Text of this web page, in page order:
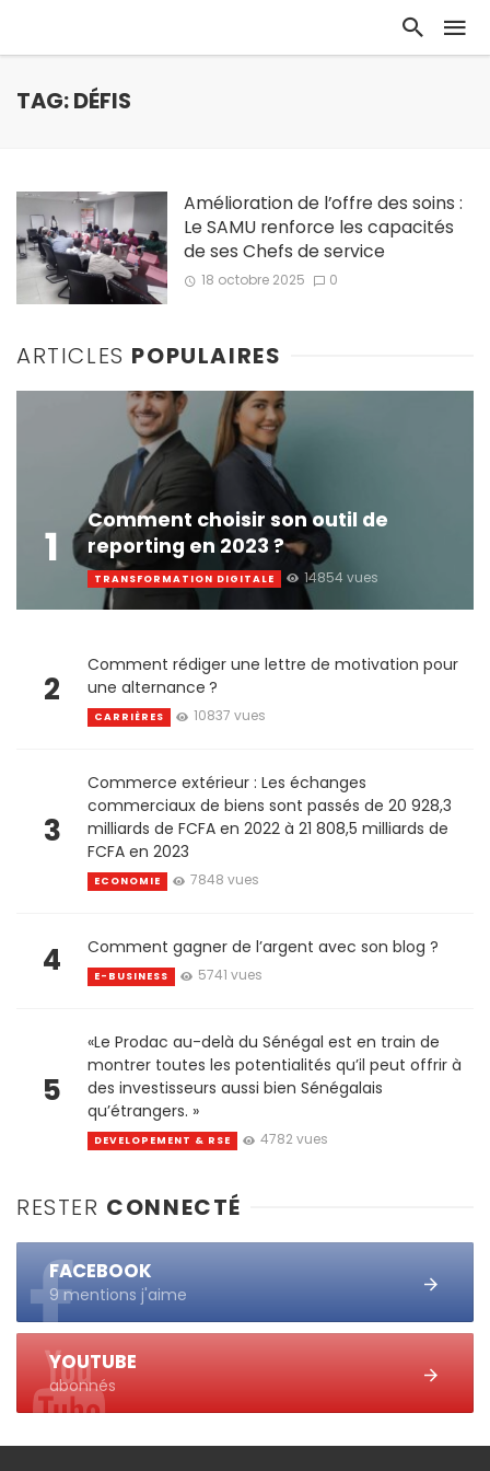
TAG: DÉFIS
Amélioration de l’offre des soins :
Le SAMU renforce les capacités
de ses Chefs de service
18 octobre 2025 0
ARTICLES POPULAIRES
1
Comment choisir son outil de
reporting en 2023 ?
TRANSFORMATION DIGITALE 14854 vues
2
Comment rédiger une lettre de motivation pour
une alternance ?
CARRIÈRES 10837 vues
3
Commerce extérieur : Les échanges
commerciaux de biens sont passés de 20 928,3
milliards de FCFA en 2022 à 21 808,5 milliards de
FCFA en 2023
ECONOMIE 7848 vues
4 Comment gagner de l’argent avec son blog ?
E-BUSINESS 5741 vues
5
«Le Prodac au-delà du Sénégal est en train de
montrer toutes les potentialités qu’il peut offrir à
des investisseurs aussi bien Sénégalais
qu’étrangers. »
DEVELOPEMENT & RSE 4782 vues
RESTER CONNECTÉ
FACEBOOK
9 mentions j'aime
YOUTUBE
abonnés